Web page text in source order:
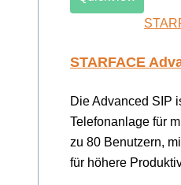
STARFACE
Die Advanced SIP
Telefonanlage für
zu 80 Benutzern,
für höhere